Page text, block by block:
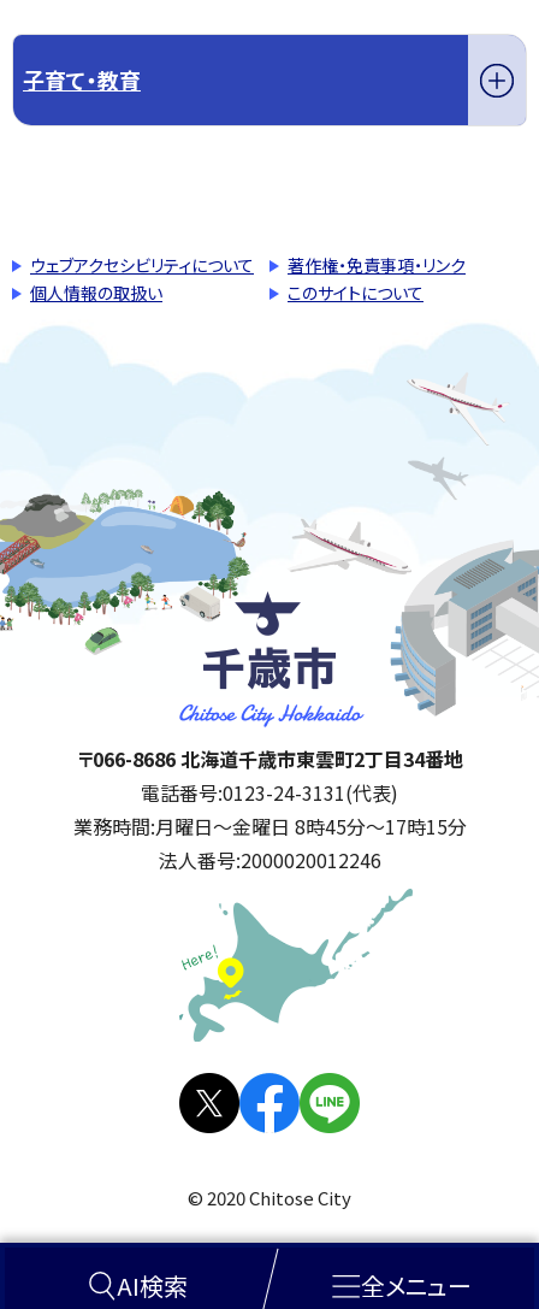
AI検索 全メニュー
子育て・教育
ウェブアクセシビリティについて
著作権・免責事項・リンク
個人情報の取扱い
このサイトについて
千歳市
住所:
〒066-8686 北海道千歳市東雲町2丁目34番地
電話番号:0123-24-3131(代表)
業務時間:月曜日～金曜日 8時45分～17時15分
法人番号:2000020012246
公式SNS
© 2020 Chitose City